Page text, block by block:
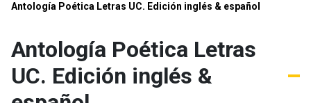
Antología Poética Letras UC. Edición inglés & español
Antología Poética Letras
UC. Edición inglés &